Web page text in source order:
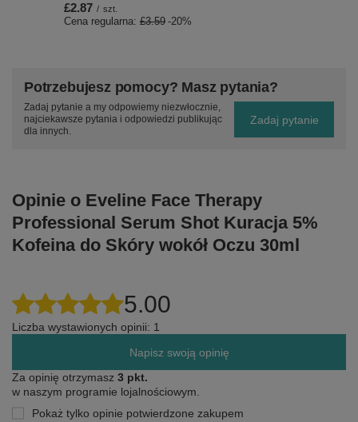
£2.87 / szt.
Cena regularna: £3.59 -20%
Potrzebujesz pomocy? Masz pytania?
Zadaj pytanie a my odpowiemy niezwłocznie,
najciekawsze pytania i odpowiedzi publikując
dla innych.
Zadaj pytanie
Opinie o Eveline Face Therapy
Professional Serum Shot Kuracja 5%
Kofeina do Skóry wokół Oczu 30ml
5.00
Liczba wystawionych opinii: 1
Napisz swoją opinię
Za opinię otrzymasz 3 pkt.
w naszym programie lojalnościowym.
Pokaż tylko opinie potwierdzone zakupem